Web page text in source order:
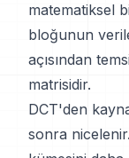
matematiksel
bloğunun
açısından
matrisidir.
DCT'den
sonra